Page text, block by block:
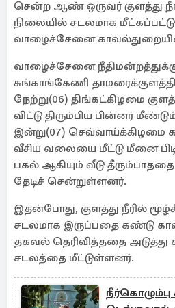
சென்ற ஆண் ஒருவர் குளத்து
நிலையில் சடலமாக
வாழைச்சேனை
வாழைச்சேனை
சுங்காங்கேணி
நேற்று(06) திங்கட்கிழமை
விட்டு திரும்பிய பின்னர்
இன்று(07) செவ்வாய்க்கிழமை
வீசிய வலையை மீட்டு மீனை
பகல் ஆகியும் வீடு
தேடிச் சென்றுள்ளனர்.
இதன்போது, குளத்து நீரில்
சடலமாக இருப்பதை கண்டு
தகவல் தெரிவித்ததை அடுத்து
சடலத்தை மீட்டுள்ளனர்.
நீர்கொழும்பு